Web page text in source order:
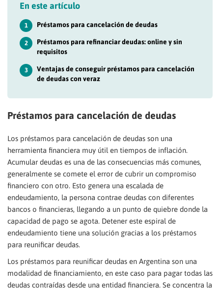
En este artículo
1 Préstamos para cancelación de deudas
2
Préstamos para refinanciar deudas: online y sin
requisitos
3
Ventajas de conseguir préstamos para cancelación
de deudas con veraz
Préstamos para cancelación de deudas
Los préstamos para cancelación de deudas son una
herramienta financiera muy útil en tiempos de inflación.
Acumular deudas es una de las consecuencias más comunes,
generalmente se comete el error de cubrir un compromiso
financiero con otro. Esto genera una escalada de
endeudamiento, la persona contrae deudas con diferentes
bancos o financieras, llegando a un punto de quiebre donde la
capacidad de pago se agota. Detener este espiral de
endeudamiento tiene una solución gracias a los préstamos
para reunificar deudas.
Los préstamos para reunificar deudas en Argentina son una
modalidad de financiamiento, en este caso para pagar todas las
deudas contraídas desde una entidad financiera. Se concentra la